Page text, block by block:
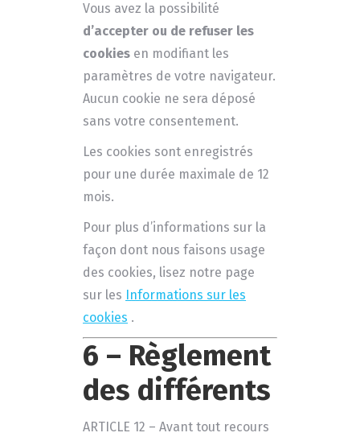
Vous avez la possibilité
d’accepter ou de refuser les
cookies en modifiant les
paramètres de votre navigateur.
Aucun cookie ne sera déposé
sans votre consentement.
Les cookies sont enregistrés
pour une durée maximale de 12
mois.
Pour plus d’informations sur la
façon dont nous faisons usage
des cookies, lisez notre page
sur les
Informations sur les
cookies .
6 – Règlement
des différents
ARTICLE 12 – Avant tout recours